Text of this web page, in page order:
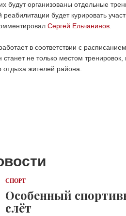
будут организованы отдельные
будет курировать
Сергей Ельчанинов
в соответствии с
не только местом
отдыха жителей района.
СПОРТ
Особенный
слёт